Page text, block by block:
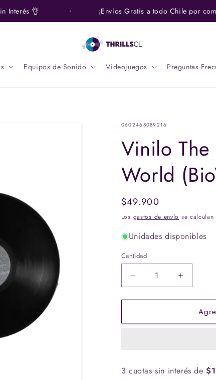
👌 ¡Envíos Gratis a todo Chile por
Equipos de Sonido Videojuegos Preguntas
SKU:
0602468089216
Vinilo
World
Precio
habitual
$49.900
Los gastos de envío se
Unidades disponibles
Cantidad
Cantidad
Reducir
cantidad
para
The
A
Aumentar
cantidad
para
Vinilo
The
A
3 cuotas sin interés de